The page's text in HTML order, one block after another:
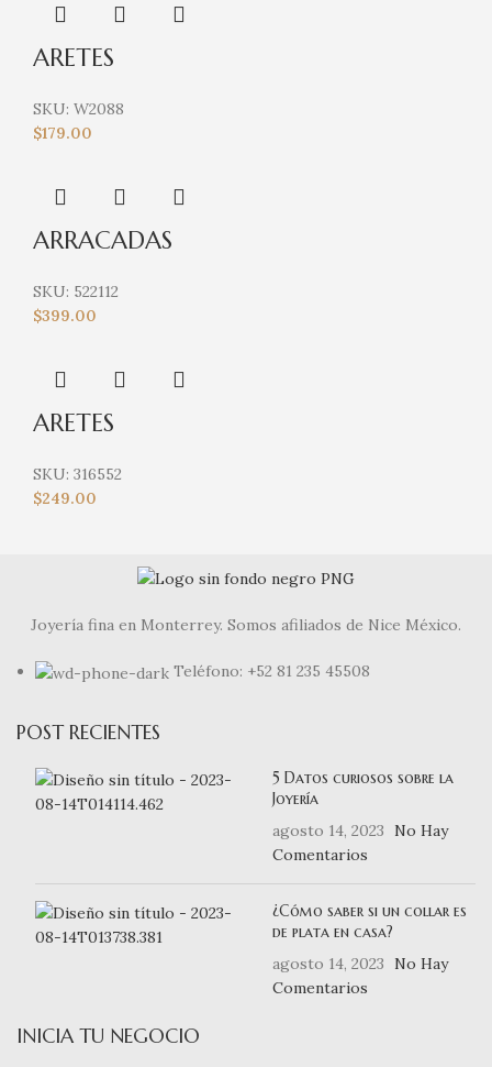
ARETES
SKU: W2088
$179.00
ARRACADAS
SKU: 522112
$399.00
ARETES
SKU: 316552
$249.00
Joyería fina en Monterrey. Somos afiliados de Nice México.
Teléfono: +52 81 235 45508
POST RECIENTES
5 Datos curiosos sobre la
Joyería
agosto 14, 2023
No Hay
Comentarios
¿Cómo saber si un collar es
de plata en casa?
agosto 14, 2023
No Hay
Comentarios
INICIA TU NEGOCIO